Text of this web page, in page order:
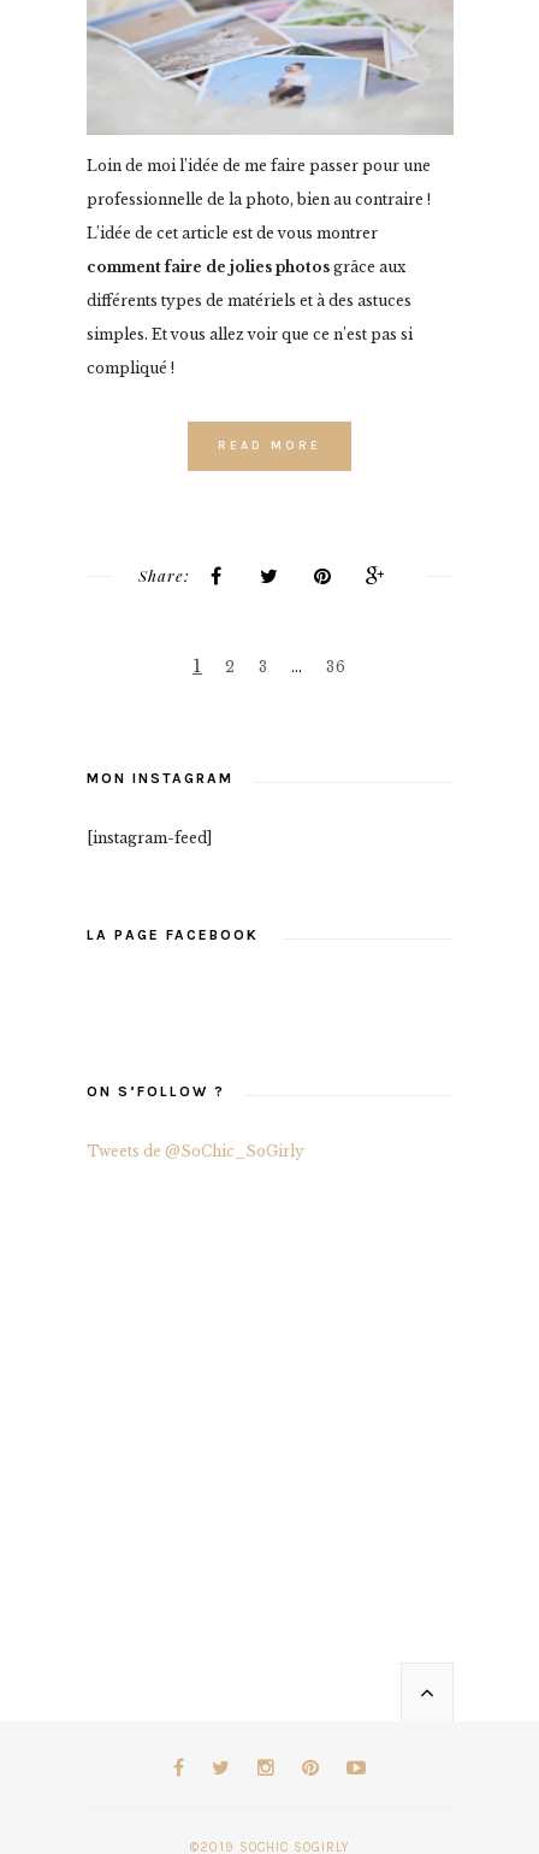
Loin de moi l’idée de me faire passer pour une
professionnelle de la photo, bien au contraire !
L’idée de cet article est de vous montrer
comment faire de jolies photosgrâce aux
différents types de matériels et à des astuces
simples. Et vous allez voir que ce n’est pas si
compliqué !
READ MORE
Share:
1 2 3 … 36
MON INSTAGRAM
[instagram-feed]
LA PAGE FACEBOOK
ON S’FOLLOW ?
Tweets de @SoChic_SoGirly
©2019 SOCHIC SOGIRLY